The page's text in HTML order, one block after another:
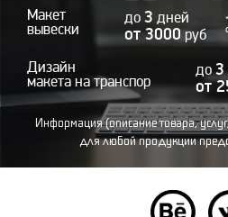
Макет
вывески
до 3 дней
от 3000 руб
Дизайн
макета на транспор
до3
от
Информация (описание товара,
для любой продукции